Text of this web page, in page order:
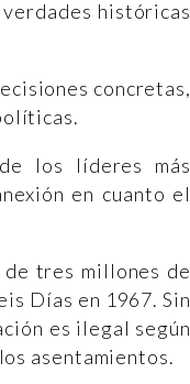
históricas
concretas,
los líderes más
en cuanto el
tres millones de
Días en 1967. Sin
es ilegal según
asentamientos.